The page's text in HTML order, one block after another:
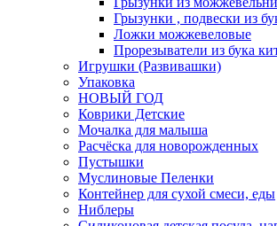
Грызунки , подвески из
Ложки можжевеловые
Прорезыватели из бука
Игрушки (Развивашки)
Упаковка
НОВЫЙ ГОД
Коврики Детские
Мочалка для малыша
Расчёска для новорожденных
Пустышки
Муслиновые Пеленки
Контейнер для сухой смеси, еды
Ниблеры